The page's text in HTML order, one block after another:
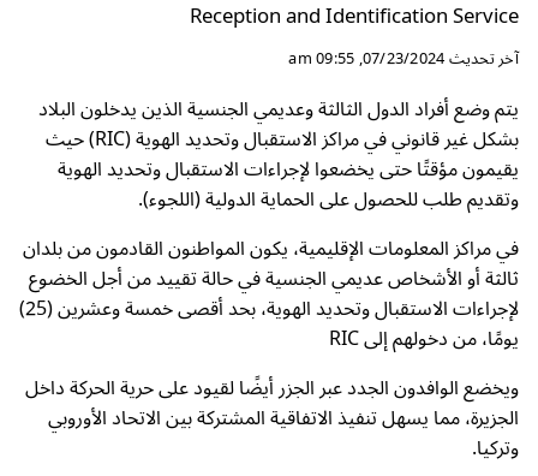
Reception and Identification Service
آخر تحديث07/23/2024, 09:55 am
يتم وضع أفراد الدول الثالثة وعديمي الجنسية الذين يدخلون البلاد
بشكل غير قانوني في مراكز الاستقبال وتحديد الهوية (RIC) حيث
يقيمون مؤقتًا حتى يخضعوا لإجراءات الاستقبال وتحديد الهوية
وتقديم طلب للحصول على الحماية الدولية (اللجوء).
في مراكز المعلومات الإقليمية، يكون المواطنون القادمون من بلدان
ثالثة أو الأشخاص عديمي الجنسية في حالة تقييد من أجل الخضوع
لإجراءات الاستقبال وتحديد الهوية، بحد أقصى خمسة وعشرين (25)
يومًا، من دخولهم إلى RIC
ويخضع الوافدون الجدد عبر الجزر أيضًا لقيود على حرية الحركة داخل
الجزيرة، مما يسهل تنفيذ الاتفاقية المشتركة بين الاتحاد الأوروبي
وتركيا.